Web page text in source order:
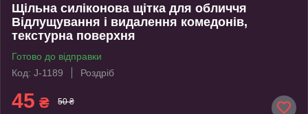
Щільна силіконова щітка для обличчя
Відлущування і видалення комедонів,
текстурна поверхня
Готово до відправки
Код: J-1189
Роздріб
45 ₴ 50 ₴